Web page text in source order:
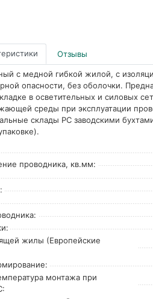
Отзывы
с медной гибкой жилой, с
опасности, без оболочки.
в осветительных и силовых
среды при эксплуатации
склады РС заводскими
проводника, кв.мм:
жилы (Европейские
монтажа при